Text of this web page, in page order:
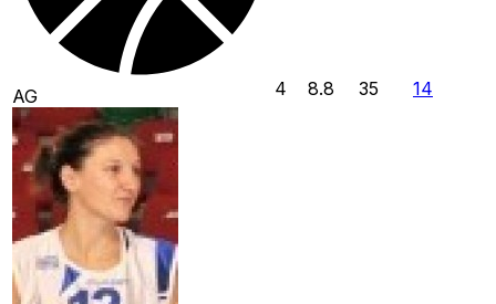
AG 4 8.8 35 14